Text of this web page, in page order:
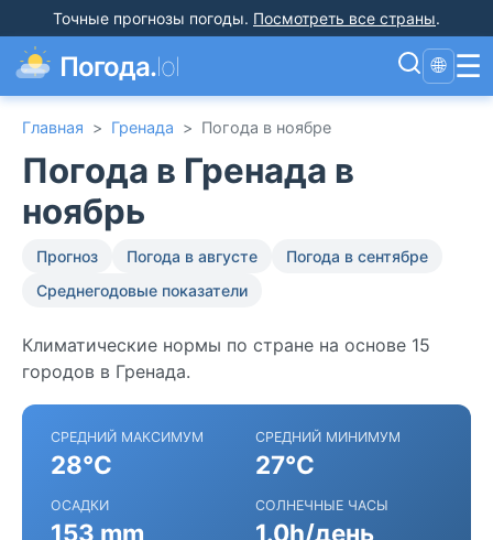
Точные прогнозы погоды. Посмотреть все страны.
Погода.lol 🌐 ☰
Главная > Гренада > Погода в ноябре
Погода в Гренада в
ноябрь
Прогноз Погода в августе
Погода в сентябре
Среднегодовые показатели
Климатические нормы по стране на основе 15
городов в Гренада.
СРЕДНИЙ МАКСИМУМ
28°C
СРЕДНИЙ МИНИМУМ
27°C
ОСАДКИ
153 mm
СОЛНЕЧНЫЕ ЧАСЫ
1.0h/день